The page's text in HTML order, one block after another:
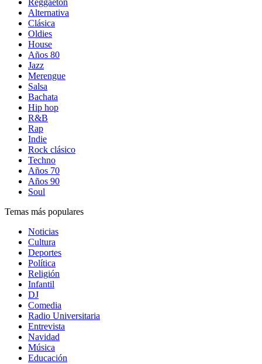
Reggaetón
Alternativa
Clásica
Oldies
House
Años 80
Jazz
Merengue
Salsa
Bachata
Hip hop
R&B
Rap
Indie
Rock clásico
Techno
Años 70
Años 90
Soul
Temas más populares
Noticias
Cultura
Deportes
Política
Religión
Infantil
DJ
Comedia
Radio Universitaria
Entrevista
Navidad
Música
Educación